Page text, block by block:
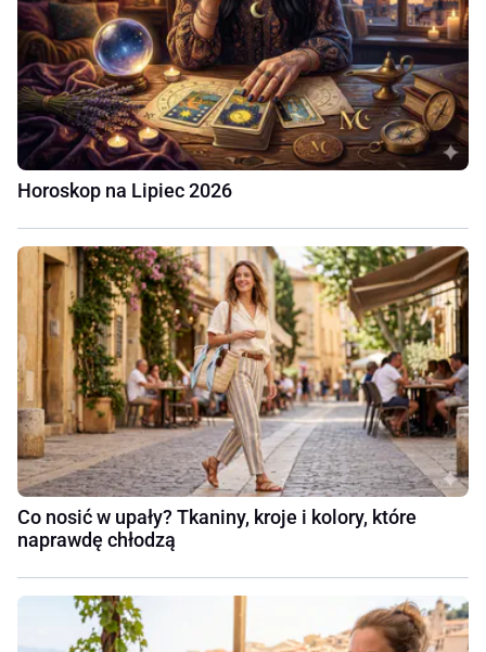
Horoskop na Lipiec 2026
Co nosić w upały? Tkaniny, kroje i kolory, które
naprawdę chłodzą